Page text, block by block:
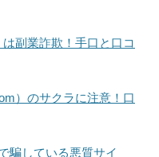
副業詐欺！手口と口コ
）のサクラに注意！口
騙している悪質サイ